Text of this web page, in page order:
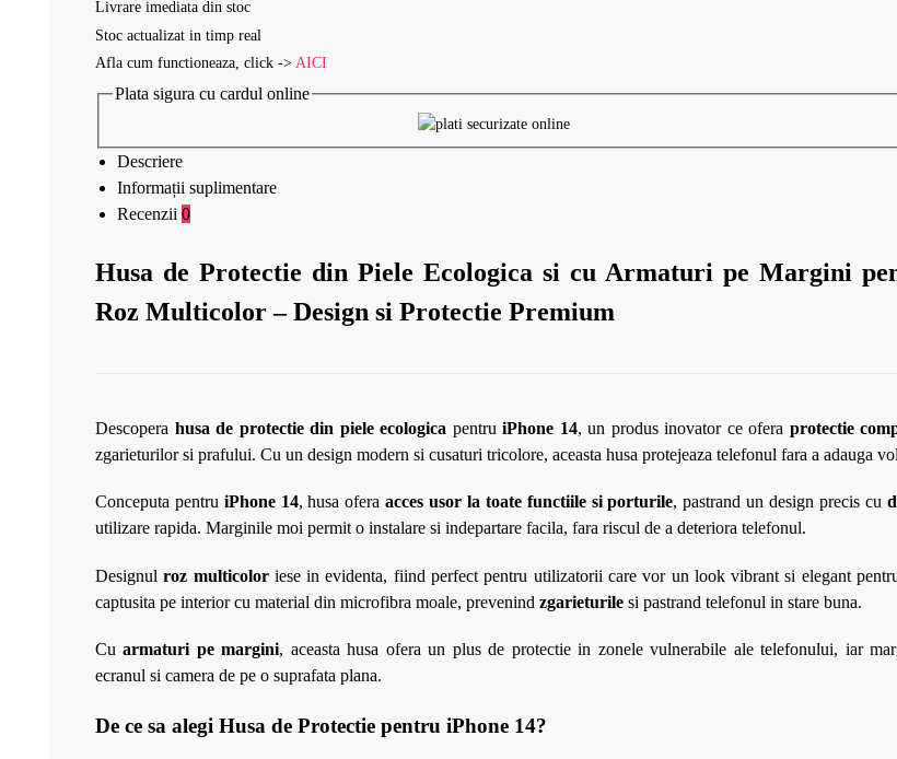
Livrare imediata din stoc
Stoc actualizat in timp real
Afla cum functioneaza, click -> AICI
Plata sigura cu cardul online
Descriere
Informații suplimentare
Recenzii 0
Husa de Protectie din Piele Ecologica si cu Armaturi pe Margini
Roz Multicolor – Design si Protectie Premium
Descopera husa de protectie din piele ecologica pentruiPhone 14, un produs inovator ce ofera protectie
zgarieturilor si prafului. Cu un design modern si cusaturi tricolore, aceasta husa protejeaza telefonul fara a adauga
Conceputa pentru iPhone 14, husa oferaacces usor la toate functiile si porturile, pastrand un design precis cu
utilizare rapida. Marginile moi permit o instalare si indepartare facila, fara riscul de a deteriora telefonul.
Designulroz multicoloriese in evidenta, fiind perfect pentru utilizatorii care vor un look vibrant si elegant
captusita pe interior cu material din microfibra moale, prevenind zgarieturile si pastrand telefonul in stare buna.
Cuarmaturi pe margini, aceasta husa ofera un plus de protectie in zonele vulnerabile ale telefonului, iar
ecranul si camera de pe o suprafata plana.
De ce sa alegi Husa de Protectie pentru iPhone 14?